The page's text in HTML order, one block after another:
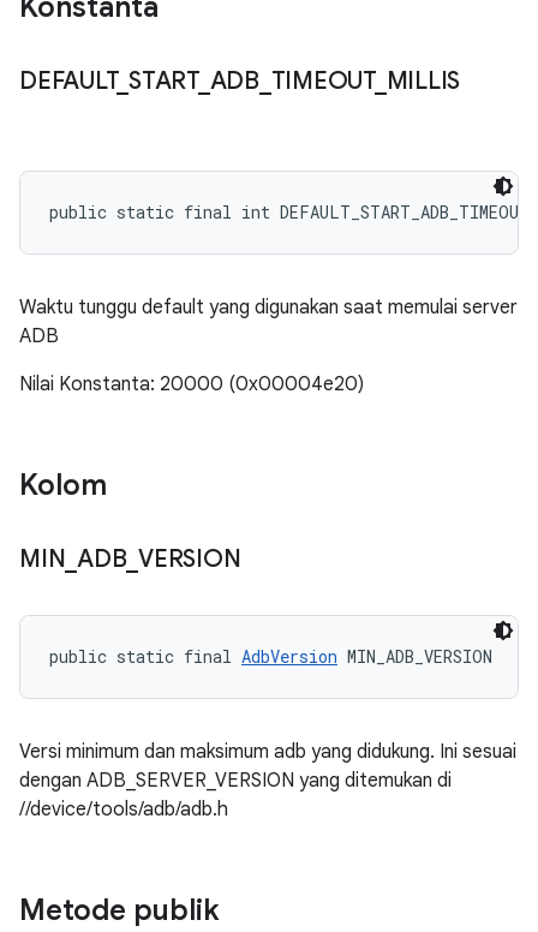
Konstanta
DEFAULT_ START_ ADB_ TIMEOUT_ MILLIS
public static final int
Waktu tunggu default yang digunakan saat memulai server
ADB
Nilai Konstanta: 20000 (0x00004e20)
Kolom
MIN ADB_ VERSION
public static final AdbVersion MIN_ADB_VERSION
Versi minimum dan maksimum adb yang didukung. Ini sesuai
dengan ADB_SERVER_VERSION yang ditemukan di
//device/tools/adb/adb.h
Metode publik